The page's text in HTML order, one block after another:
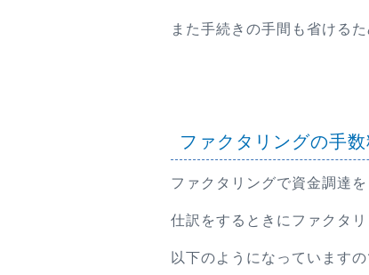
また手続きの手間も省ける
ファクタリングの手
ファクタリングで資金調達
仕訳をするときにファクタ
以下のようになっています